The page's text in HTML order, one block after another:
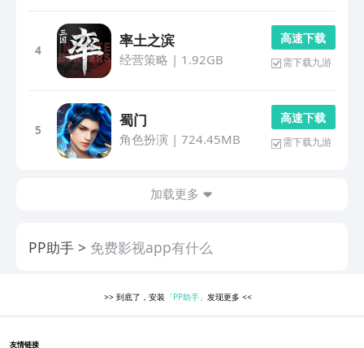
4
率土之滨
经营策略 | 1.92GB
高 速 下 载
需下载九游
5
蜀门
角色扮演 | 724.45MB
高 速 下 载
需下载九游
加载更多
PP助手 免费影视app有什么
>> 到底了，安装 「PP助手」 发现更多<<
友情链接